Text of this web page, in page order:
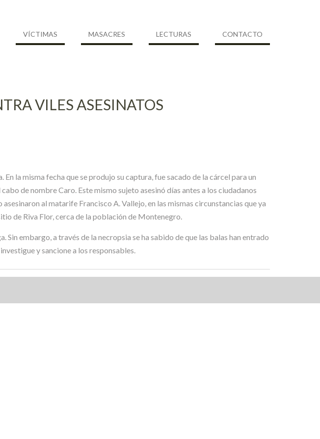
VÍCTIMAS MASACRES LECTURAS CONTACTO
VILES ASESINATOS
la misma fecha que se produjo su captura, fue sacado de la cárcel para un
de nombre Caro. Este mismo sujeto asesinó días antes a los ciudadanos
al matarife Francisco A. Vallejo, en las mismas circunstancias que ya
de Riva Flor, cerca de la población de Montenegro.
embargo, a través de la necropsia se ha sabido de que las balas han entrado
y sancione a los responsables.